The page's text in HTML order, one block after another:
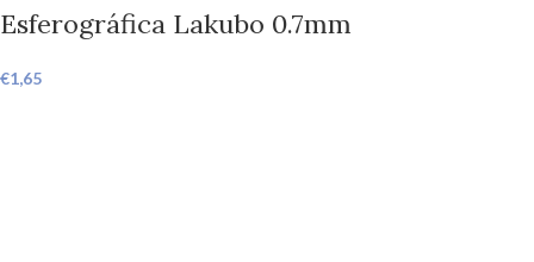
Esferográfica Lakubo 0.7mm
€1,65